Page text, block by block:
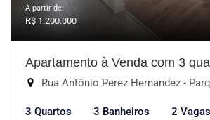
A partir de:
R$ 1.200.000
Apartamento à Venda com 3
Rua Antônio Perez Hernandez - Parque
3 Quartos 3 Banheiros 2 Vagas